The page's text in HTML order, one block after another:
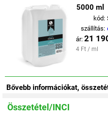
5000 ml
kód:
szállítás:
ár: 21
4 Ft / ml
Bővebb információkat,
Összetétel/INCI